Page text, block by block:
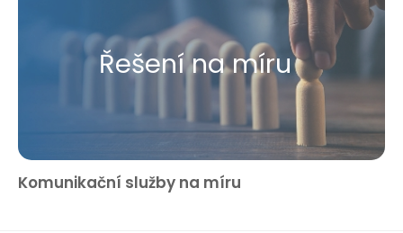
Řešení na míru
Komunikační služby na míru